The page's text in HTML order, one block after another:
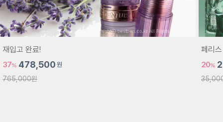
재입고 완료!
37% 478,500 원
765,000원
페리
20%